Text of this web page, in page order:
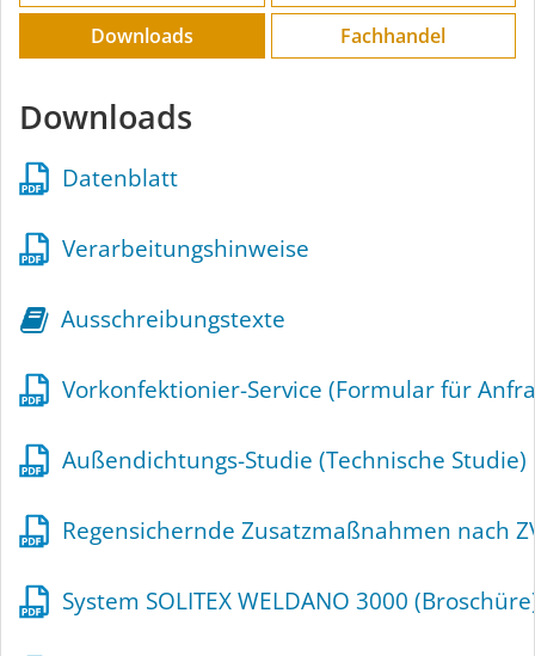
Downloads
Fachhandel
Downloads
Datenblatt
Verarbeitungshinweise
Ausschreibungstexte
Vorkonfektionier-Service (Formular für
Außendichtungs-Studie (Technische Studie)
Regensichernde Zusatzmaßnahmen nach
System SOLITEX WELDANO 3000